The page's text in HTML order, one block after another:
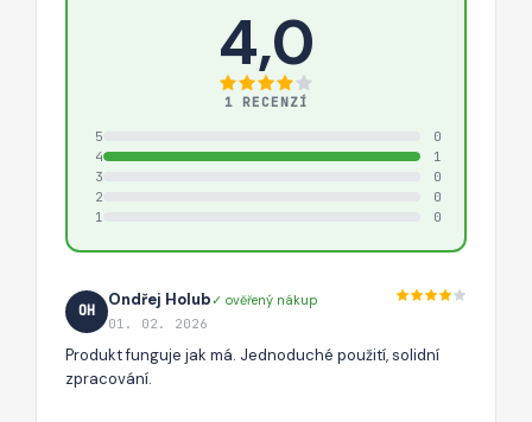
4,0
1 RECENZÍ
5
0
4
1
3
0
2
0
1
0
OH
Ondřej Holub✓ ověřený nákup
01. 02. 2026
Produkt funguje jak má. Jednoduché použití, solidní
zpracování.